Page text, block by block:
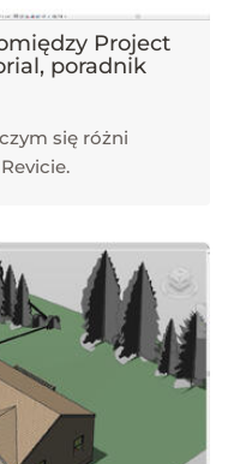
Project
poradnik
się różni